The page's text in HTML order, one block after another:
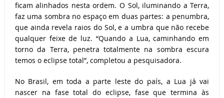
ficam alinhados nesta ordem. O Sol, iluminando a Terra,
faz uma sombra no espaço em duas partes: a penumbra,
que ainda revela raios do Sol, e a umbra que não recebe
qualquer feixe de luz. “Quando a Lua, caminhando em
torno da Terra, penetra totalmente na sombra escura
temos o eclipse total”, completou a pesquisadora.
No Brasil, em toda a parte leste do país, a Lua já vai
nascer na fase total do eclipse, fase que termina às